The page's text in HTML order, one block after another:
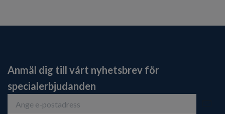
Anmäl dig till vårt nyhetsbrev för
specialerbjudanden